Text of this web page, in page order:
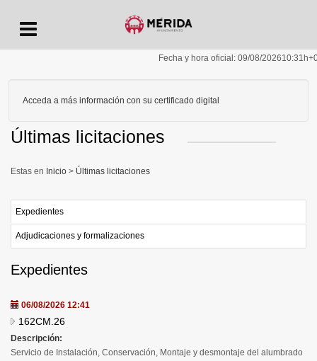
Fecha y hora oficial: 09/08/202610:31h
Acceda a más información con su certificado digital
Inicio > Últimas licitaciones
Últimas licitaciones
Expedientes
Adjudicaciones y formalizaciones
Expedientes
06/08/2026 12:41
162CM.26
Descripción:
Servicio de Instalación, Conservación, Montaje y desmontaje del alumbrado